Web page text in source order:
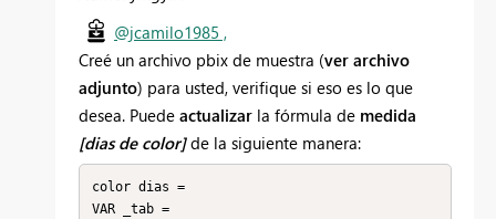
@jcamilo1985 ,
Creé un archivo pbix de muestra (ver archivo
adjunto) para usted, verifique si eso es lo que
desea. Puede actualizar la fórmula de medida
[dias de color]de la siguiente manera:
color dias =
VAR _tab =